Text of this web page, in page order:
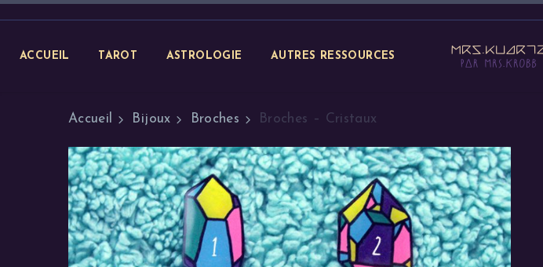
ACCUEIL TAROT ASTROLOGIE AUTRES RESSOURCES
Accueil Bijoux Broches Broches – Cristaux